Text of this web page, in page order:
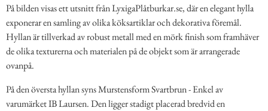
På bilden visas ett utsnitt från LyxigaPlåtburkar.se, där en elegant hylla
exponerar en samling av olika köksartiklar och dekorativa föremål.
Hyllan är tillverkad av robust metall med en mörk finish som framhäver
de olika texturerna och materialen på de objekt som är arrangerade
ovanpå.
På den översta hyllan syns Murstensform Svartbrun - Enkel av
varumärket IB Laursen. Den ligger stadigt placerad bredvid en